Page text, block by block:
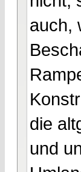
auch,
die
und